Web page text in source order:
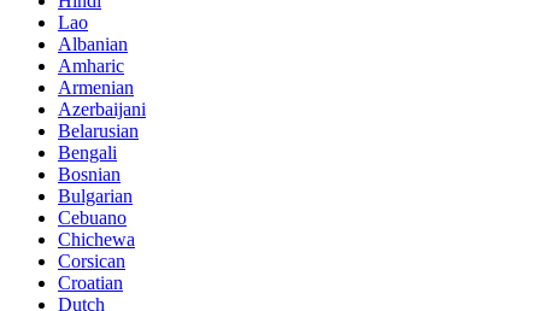
Lao
Albanian
Amharic
Armenian
Azerbaijani
Belarusian
Bengali
Bosnian
Bulgarian
Cebuano
Chichewa
Corsican
Croatian
Dutch